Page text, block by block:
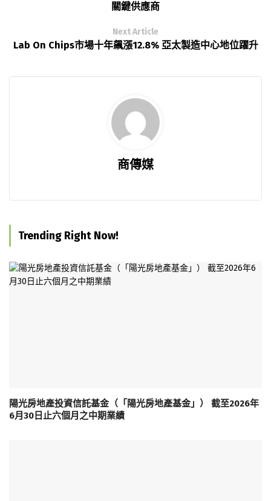
關鍵供應商
Next Article
Lab On Chips市場十年飆漲12.8% 亞太製造中心地位躍升
商傳媒
Trending Right Now!
陽光房地產投資信託基金（「陽光房地產基金」） 截至2026年
6月30日止六個月之中期業績